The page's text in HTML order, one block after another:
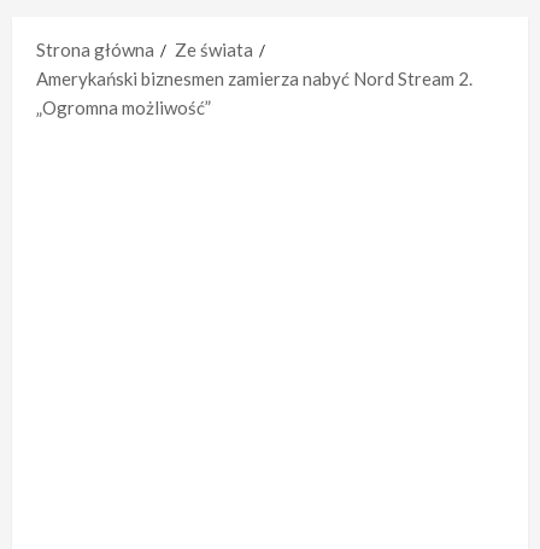
Strona główna
Ze świata
Amerykański biznesmen zamierza nabyć Nord Stream 2.
„Ogromna możliwość”